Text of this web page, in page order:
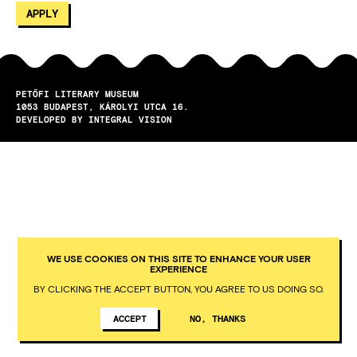
PETŐFI LITERARY MUSEUM
1053
BUDAPEST
KÁROLYI UTCA 16.
DEVELOPED BY INTEGRAL VISION
WE USE COOKIES ON THIS SITE TO ENHANCE YOUR USER
EXPERIENCE
BY CLICKING THE ACCEPT BUTTON, YOU AGREE TO US DOING SO.
ACCEPT NO, THANKS